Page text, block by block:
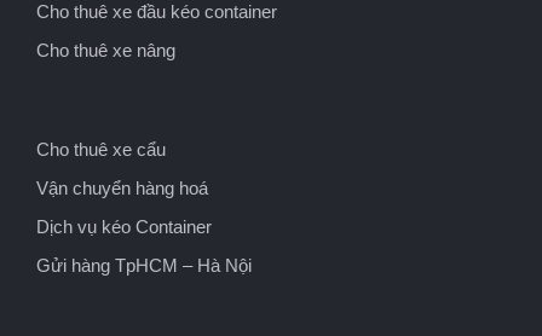
Cho thuê xe đầu kéo container
Cho thuê xe nâng
Cho thuê xe cẩu
Vận chuyển hàng hoá
Dịch vụ kéo Container
Gửi hàng TpHCM – Hà Nội